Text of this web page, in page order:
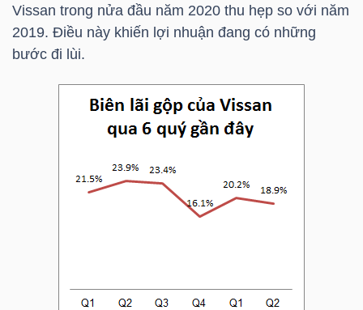
Vissan trong nửa đầu năm 2020 thu hẹp so với năm
2019. Điều này khiến lợi nhuận đang có những
bước đi lùi.
NHÂN
VIETSTOCKFINANCE